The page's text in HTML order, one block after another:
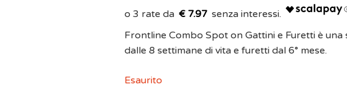
€ 7.97
Frontline Combo Spot on Gattini e Furetti è
dalle 8 settimane di vita e furetti dal 6° mese.
Esaurito